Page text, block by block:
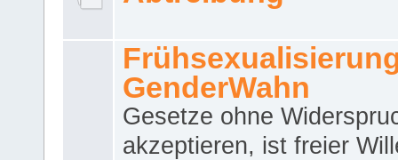
GenderWahn
Gesetze ohne
akzeptieren, ist freier